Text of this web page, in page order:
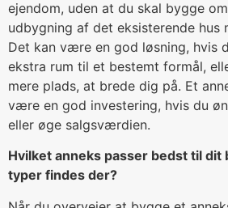
ejendom, uden at du skal bygge
udbygning af det eksisterende hus
Det kan være en god løsning, hvis
ekstra rum til et bestemt formål,
mere plads, at brede dig på. Et
være en god investering, hvis du
eller øge salgsværdien.
Hvilket anneks passer bedst til dit
typer findes der?